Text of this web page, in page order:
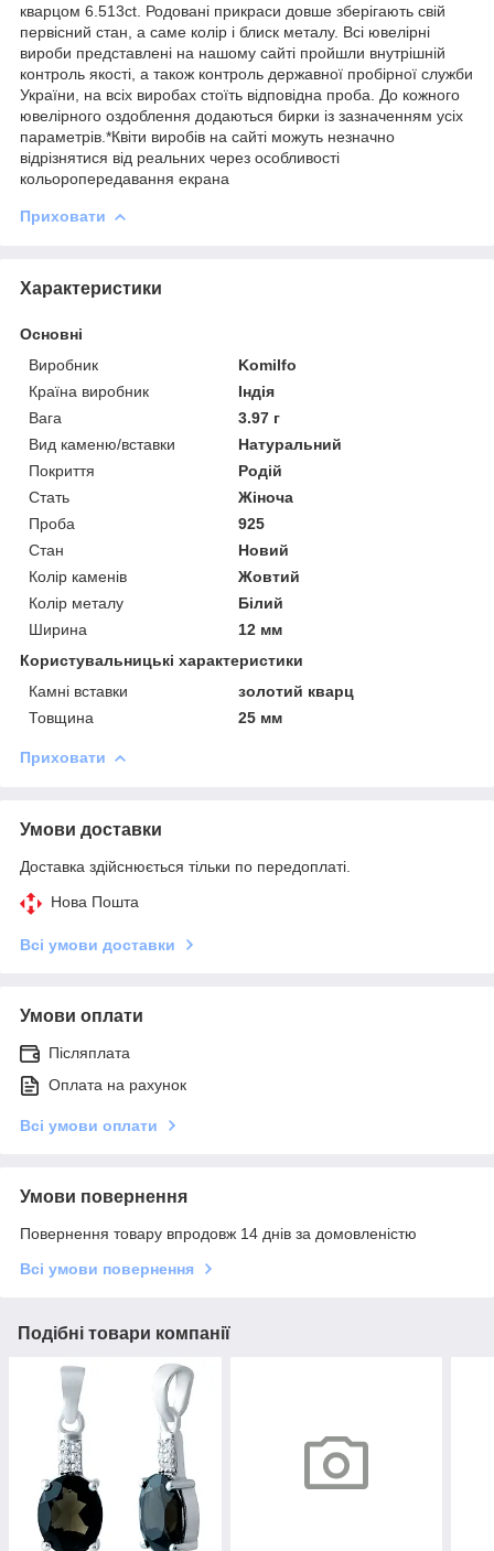
кварцом 6.513ct. Родовані прикраси довше зберігають свій
первісний стан, а саме колір і блиск металу. Всі ювелірні
вироби представлені на нашому сайті пройшли внутрішній
контроль якості, а також контроль державної пробірної служби
України, на всіх виробах стоїть відповідна проба. До кожного
ювелірного оздоблення додаються бирки із зазначенням усіх
параметрів.*Квіти виробів на сайті можуть незначно
відрізнятися від реальних через особливості
кольоропередавання екрана
Приховати
Характеристики
Основні
Виробник
Komilfo
Країна виробник
Індія
Вага
3.97 г
Вид каменю/вставки
Натуральний
Покриття
Родій
Стать
Жіноча
Проба
925
Стан
Новий
Колір каменів
Жовтий
Колір металу
Білий
Ширина
12 мм
Користувальницькі характеристики
Камні вставки
золотий кварц
Товщина
25 мм
Приховати
Умови доставки
Доставка здійснюється тільки по передоплаті.
Нова Пошта
Всі умови доставки
Умови оплати
Післяплата
Оплата на рахунок
Всі умови оплати
Умови повернення
Повернення товару впродовж 14 днів за домовленістю
Всі умови повернення
Подібні товари компанії